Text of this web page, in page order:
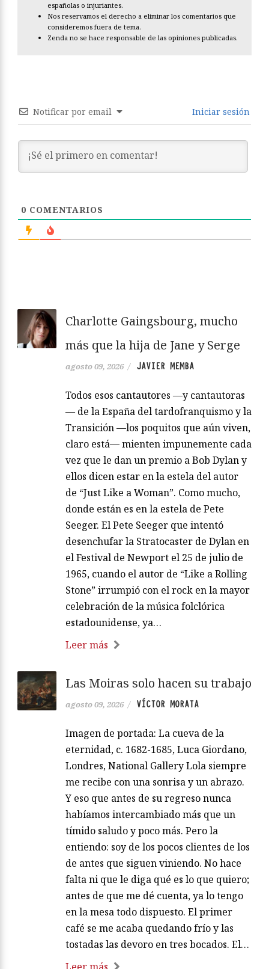
españolas o injuriantes.
Nos reservamos el derecho a eliminar los comentarios que
consideremos fuera de tema.
Zenda no se hace responsable de las opiniones publicadas.
Notificar por email Iniciar sesión
0 COMENTARIOS
Charlotte Gaingsbourg, mucho
más que la hija de Jane y Serge
agosto 09, 2026 / JAVIER MEMBA
Todos esos cantautores —y cantautoras
— de la España del tardofranquismo y la
Transición —los poquitos que aún viven,
claro está— mienten impunemente cada
vez que le dan un premio a Bob Dylan y
ellos dicen estar en la estela del autor
de “Just Like a Woman”. Como mucho,
donde están es en la estela de Pete
Seeger. El Pete Seeger que intentó
desenchufar la Stratocaster de Dylan en
el Festival de Newport el 25 de julio de
1965, cuando el autor de “Like a Rolling
Stone” irrumpió con el rock en la mayor
celebración de la música folclórica
estadounidense, ya…
Leer más
Las Moiras solo hacen su trabajo
agosto 09, 2026 / VÍCTOR MORATA
Imagen de portada: La cueva de la
eternidad, c. 1682-1685, Luca Giordano,
Londres, National Gallery Lola siempre
me recibe con una sonrisa y un abrazo.
Y eso que antes de su regreso nunca
habíamos intercambiado más que un
tímido saludo y poco más. Pero la
entiendo: soy de los pocos clientes de los
de antes que siguen viniendo. No hace
falta ni que le diga qué es lo que quiero;
antes de que me dé cuenta, ya lo tengo
en la mesa todo dispuesto. El primer
café se me acaba quedando frío y las
tostadas las devoro en tres bocados. El…